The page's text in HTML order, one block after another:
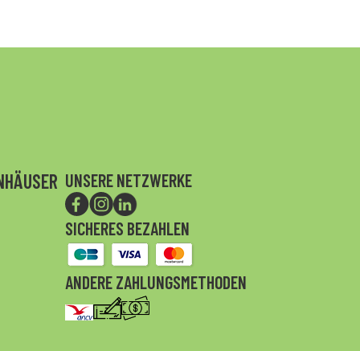
UNSERE NETZWERKE
SICHERES BEZAHLEN
ANDERE ZAHLUNGSMETHODEN